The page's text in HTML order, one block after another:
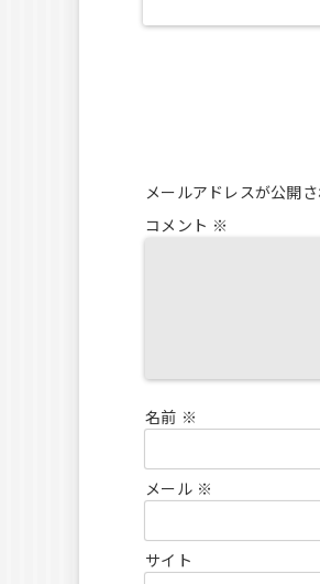
メールアドレスが公開
コメント ※
名前 ※
メール ※
サイト